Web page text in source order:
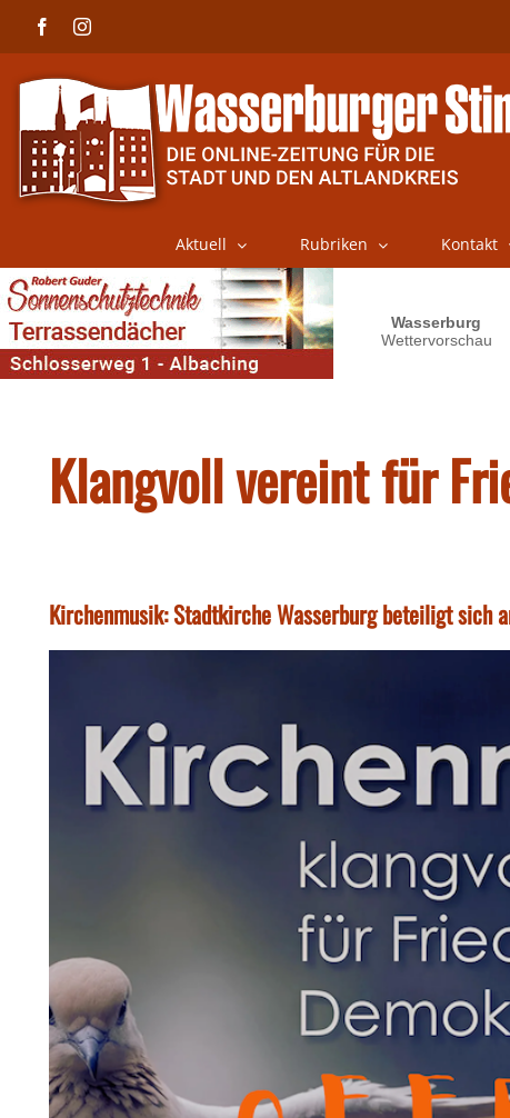
FacebookInstagram
Aktuell Rubriken Kontakt
Klangvoll vereint für
Kirchenmusik: Stadtkirche Wasserburg beteiligt sich